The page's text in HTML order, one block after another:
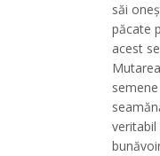
săi
păcate
acest
veritabil